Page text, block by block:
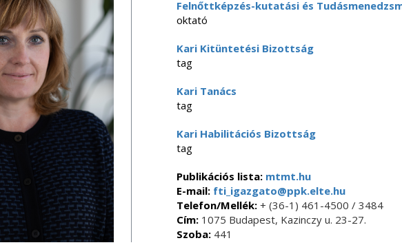
Felnőttképzés-kutatási és
oktató
Kari Kitüntetési Bizottság
tag
Kari Tanács
tag
Kari Habilitációs Bizottság
tag
Publikációs lista: mtmt.hu
E-mail:fti_igazgato@ppk.elte.hu
Telefon/Mellék:+ (36-1) 461-4500 / 3484
Cím:1075 Budapest, Kazinczy u. 23-27.
Szoba:441